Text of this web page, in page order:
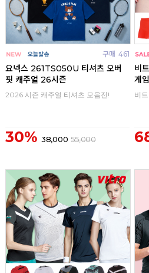
구매 461
요넥스 261TS050U 티셔츠 오버
핏 캐주얼 26시즌
2026 시즌 캐주얼 티셔츠 모음전!
30% 38,000 55,000
비
게
비